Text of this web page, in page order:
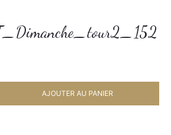
AJOUTER AU PANIER